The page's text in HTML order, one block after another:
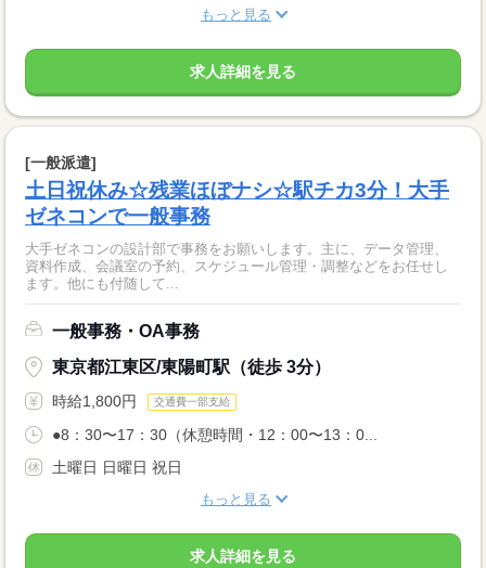
もっと見る
求人詳細を見る
[一般派遣]
土日祝休み☆残業ほぼナシ☆駅チカ3分！大手
ゼネコンで一般事務
大手ゼネコンの設計部で事務をお願いします。主に、データ管理、
資料作成、会議室の予約、スケジュール管理・調整などをお任せし
ます。他にも付随して...
一般事務・OA事務
東京都江東区/東陽町駅（徒歩 3分）
時給1,800円 交通費一部支給
●8：30〜17：30（休憩時間・12：00〜13：0...
土曜日 日曜日 祝日
もっと見る
求人詳細を見る